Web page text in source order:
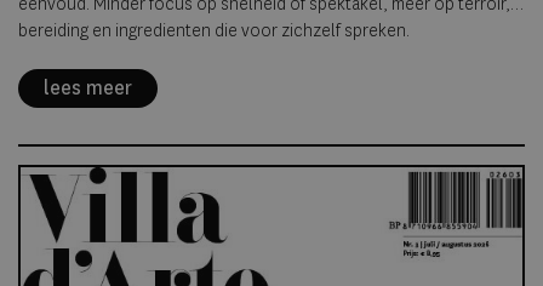
bereiding en ingredienten die voor zichzelf spreken.
lees meer